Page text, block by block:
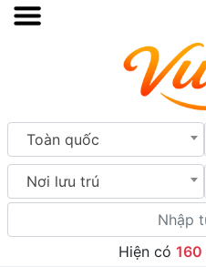
Toàn quốc
Nơi lưu trú
Hiện có 160